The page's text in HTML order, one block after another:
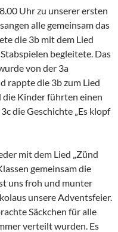
Uhr zu unserer ersten
alle gemeinsam das
die 3b mit dem Lied
begleitete. Das
von der 3a
rappte die 3b zum Lied
die Kinder führten einen
die Geschichte „Es klopf
mit dem Lied „Zünd
gemeinsam die
uns froh und munter
unsere Adventsfeier.
Säckchen für alle
verteilt wurden. Es